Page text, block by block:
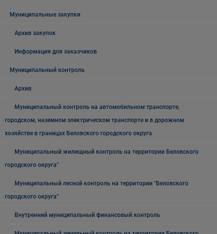
Муниципальные закупки
Архив закупок
Информация для заказчиков
Муниципальный контроль
Архив
Муниципальный контроль на автомобильном транспорте,
городском, наземном электрическом транспорте и в дорожном
хозяйстве в границах Беловского городского округа
Муниципальный жилищный контроль на территории Беловского
городского округа"
Муниципальный лесной контроль на территории "Беловского
городского округа"
Внутренний муниципальный финансовый контроль